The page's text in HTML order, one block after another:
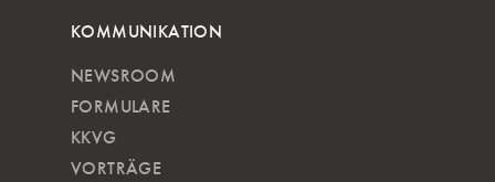
KOMMUNIKATION
NEWSROOM
FORMULARE
KKVG
VORTRÄGE